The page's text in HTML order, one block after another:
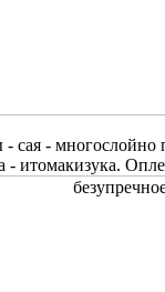
сая -
- итомакизука.